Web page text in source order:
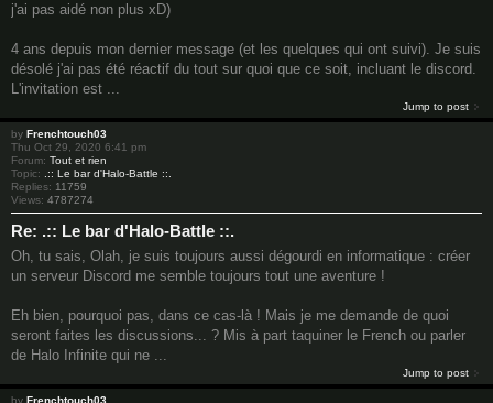
j'ai pas aidé non plus xD)
4 ans depuis mon dernier message (et les quelques qui ont suivi). Je suis
désolé j'ai pas été réactif du tout sur quoi que ce soit, incluant le discord.
L'invitation est ...
Jump to post
by Frenchtouch03
Thu Oct 29, 2020 6:41 pm
Forum: Tout et rien
Topic:
.:: Le bar d'Halo-Battle ::.
Replies: 11759
Views: 4787274
Re: .:: Le bar d'Halo-Battle ::.
Oh, tu sais, Olah, je suis toujours aussi dégourdi en informatique : créer
un serveur Discord me semble toujours tout une aventure !
Eh bien, pourquoi pas, dans ce cas-là ! Mais je me demande de quoi
seront faites les discussions... ? Mis à part taquiner le French ou parler
de Halo Infinite qui ne ...
Jump to post
by Frenchtouch03